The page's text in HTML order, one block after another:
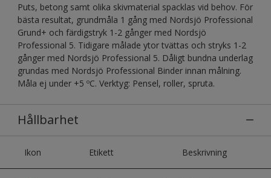
Puts, betong samt olika skivmaterial spacklas vid behov. För
bästa resultat, grundmåla 1 gång med Nordsjö Professional
Grund+ och färdigstryk 1-2 gånger med Nordsjö
Professional 5. Tidigare målade ytor tvättas och stryks 1-2
gånger med Nordsjö Professional 5. Dåligt bundna underlag
grundas med Nordsjö Professional Binder innan målning.
Måla ej under +5 ºC. Verktyg: Pensel, roller, spruta.
Hållbarhet
Ikon Etikett Beskrivning